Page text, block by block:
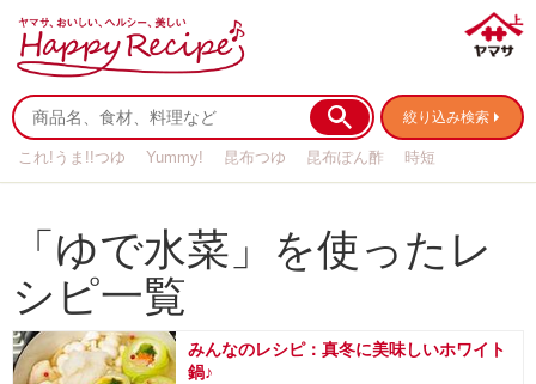
絞り込み検索
これ!うま!!つゆ Yummy! 昆布つゆ 昆布ぽん酢
時短
「ゆで水菜」を使ったレ
シピ一覧
みんなのレシピ：真冬に美味しいホワイト
鍋♪